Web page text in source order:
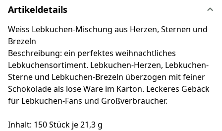
Artikeldetails
Weiss Lebkuchen-Mischung aus Herzen, Sternen und
Brezeln
Beschreibung: ein perfektes weihnachtliches
Lebkuchensortiment. Lebkuchen-Herzen, Lebkuchen-
Sterne und Lebkuchen-Brezeln überzogen mit feiner
Schokolade als lose Ware im Karton. Leckeres Gebäck
für Lebkuchen-Fans und Großverbraucher.
Inhalt: 150 Stück je 21,3 g